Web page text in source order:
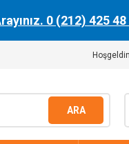
0 (212) 425 48
ARA